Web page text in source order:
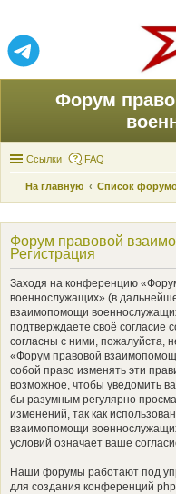
Форум
Ссылки FAQ
На главную
Список
Форум правовой
Регистрация
Заходя на конференцию
военнослужащих» (в
взаимопомощи
подтверждаете своё согласие
согласны с ними, пожалуйста,
«Форум правовой
собой право изменять эти
возможное, чтобы уведомить
бы разумным регулярно
изменений, так как
взаимопомощи
условий означает ваше
Наши форумы работают под
для создания конференций